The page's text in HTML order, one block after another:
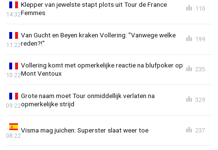
Klepper van jewelste stapt plots uit Tour de France
Femmes
14:32
110
Van Gucht en Beyen kraken Vollering: "Vanwege welke
reden?!"
11:22
199
Vollering komt met opmerkelijke reactie na blufpoker op
Mont Ventoux
10:22
235
Grote naam moet Tour onmiddellijk verlaten na
opmerkelijke strijd
09:22
329
Visma mag juichen: Superster slaat weer toe
08:22
237